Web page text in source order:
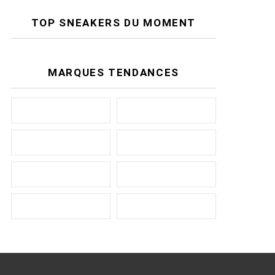
TOP SNEAKERS DU MOMENT
MARQUES TENDANCES